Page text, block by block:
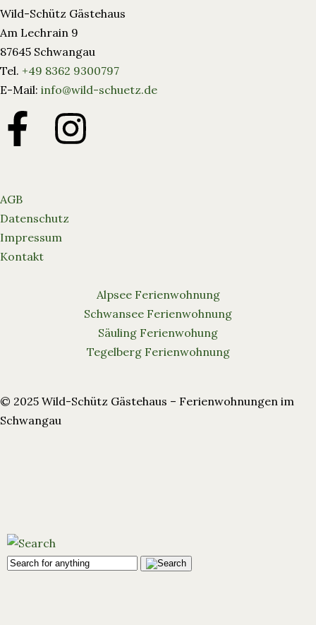
Wild-Schütz Gästehaus
Am Lechrain 9
87645 Schwangau
Tel. +49 8362 9300797
E-Mail: info@wild-schuetz.de
AGB
Datenschutz
Impressum
Kontakt
Alpsee Ferienwohnung
Schwansee Ferienwohnung
Säuling Ferienwohung
Tegelberg Ferienwohnung
© 2025 Wild-Schütz Gästehaus – Ferienwohnungen im
Schwangau